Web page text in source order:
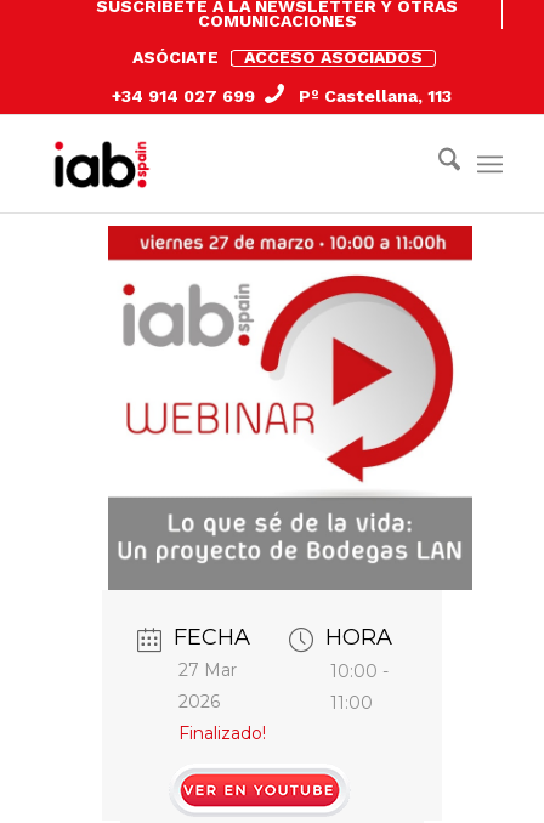
SUSCRÍBETE A LA NEWSLETTER Y OTRAS
COMUNICACIONES
ASÓCIATE
ACCESO ASOCIADOS
+34 914 027 699
Pº Castellana, 113
FECHA
27 Mar
2026
Finalizado!
HORA
10:00 -
11:00
https://youtu.be/cQ7Ilr-
PmPI